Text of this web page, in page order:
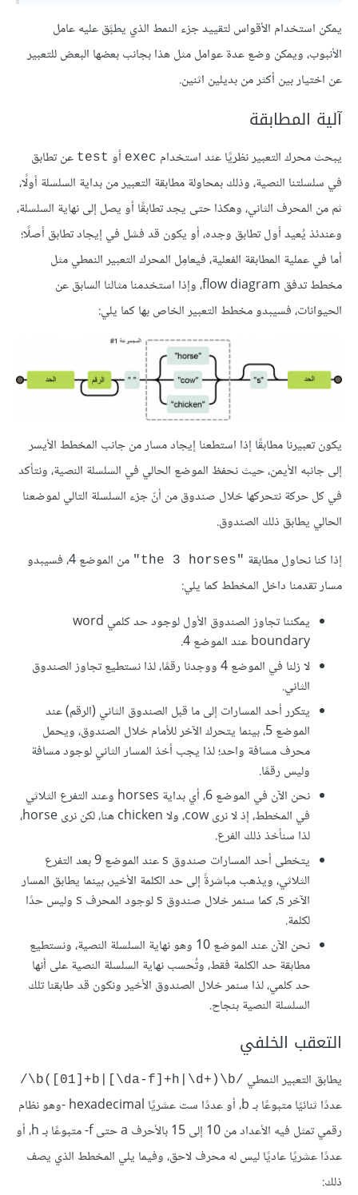
يمكن استخدام الأقواس لتقييد جزء النمط الذي يطبَّق عليه عامل
الأنبوب، ويمكن وضع عدة عوامل مثل هذا بجانب بعضها البعض للتعبير
عن اختيار بين أكثر من بديلين اثنين.
آلية المطابقة
يبحث محرك التعبير نظريًا عند استخدام exec أو test عن تطابق
في سلسلتنا النصية، وذلك بمحاولة مطابقة التعبير من بداية السلسلة أولًا،
ثم من المحرف الثاني، وهكذا حتى يجد تطابقًا أو يصل إلى نهاية السلسلة،
وعندئذ يُعيد أول تطابق وجده، أو يكون قد فشل في إيجاد تطابق أصلًا؛
أما في عملية المطابقة الفعلية، فيعامِل المحرك التعبير النمطي مثل
مخطط تدفق flow diagram، وإذا استخدمنا مثالنا السابق عن
الحيوانات، فسيبدو مخطط التعبير الخاص بها كما يلي:
يكون تعبيرنا مطابقًا إذا استطعنا إيجاد مسار من جانب المخطط الأيسر
إلى جانبه الأيمن، حيث نحفظ الموضع الحالي في السلسلة النصية، ونتأكد
في كل حركة نتحركها خلال صندوق من أنّ جزء السلسلة التالي لموضعنا
الحالي يطابق ذلك الصندوق.
إذا كنا نحاول مطابقة "the 3 horses"
من الموضع 4، فسيبدو
مسار تقدمنا داخل المخطط كما يلي:
يمكننا تجاوز الصندوق الأول لوجود حد كلمي word
boundary عند الموضع 4.
لا زلنا في الموضع 4 ووجدنا رقمًا، لذا نستطيع تجاوز الصندوق
الثاني.
يتكرر أحد المسارات إلى ما قبل الصندوق الثاني (الرقم) عند
الموضع 5، بينما يتحرك الآخر للأمام خلال الصندوق، ويحمل
محرف مسافة واحد؛ لذا يجب أخذ المسار الثاني لوجود مسافة
وليس رقمًا.
نحن الآن في الموضع 6، أي بداية horses وعند التفرع الثلاثي
في المخطط، إذ لا نرى cow، ولا chicken هنا، لكن نرى horse،
لذا سنأخذ ذلك الفرع.
يتخطى أحد المسارات صندوق s عند الموضع 9 بعد التفرع
الثلاثي، ويذهب مباشرةً إلى حد الكلمة الأخير، بينما يطابق المسار
الآخر s، كما سنمر خلال صندوق s لوجود المحرف s وليس حدًا
لكلمة.
نحن الآن عند الموضع 10 وهو نهاية السلسلة النصية، ونستطيع
مطابقة حد الكلمة فقط، وتُحسب نهاية السلسلة النصية على أنها
حد كلمي، لذا سنمر خلال الصندوق الأخير ونكون قد طابقنا تلك
السلسلة النصية بنجاح.
التعقب الخلفي
يطابق التعبير النمطي ‎/\b([01]+b|[\da-f]+h|\d+)\b/‎
عددًا ثنائيًا متبوعًا بـ b، أو عددًا ست عشريًا hexadecimal -وهو نظام
رقمي تمثل فيه الأعداد من 10 إلى 15 بالأحرف a حتى f- متبوعًا بـ h، أو
عددًا عشريًا عاديًا ليس له محرف لاحق، وفيما يلي المخطط الذي يصف
ذلك: